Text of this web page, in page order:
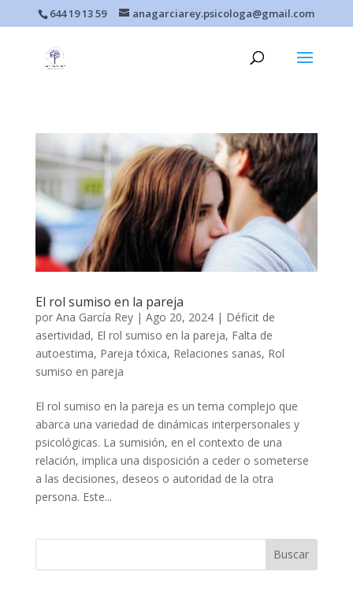
644 19 13 59 anagarciarey.psicologa@gmail.com
El rol sumiso en la pareja
por Ana García Rey| Ago 20, 2024| Déficit de
asertividad, El rol sumiso en la pareja, Falta de
autoestima, Pareja tóxica, Relaciones sanas, Rol
sumiso en pareja
El rol sumiso en la pareja es un tema complejo que
abarca una variedad de dinámicas interpersonales y
psicológicas. La sumisión, en el contexto de una
relación, implica una disposición a ceder o someterse
a las decisiones, deseos o autoridad de la otra
persona. Este...